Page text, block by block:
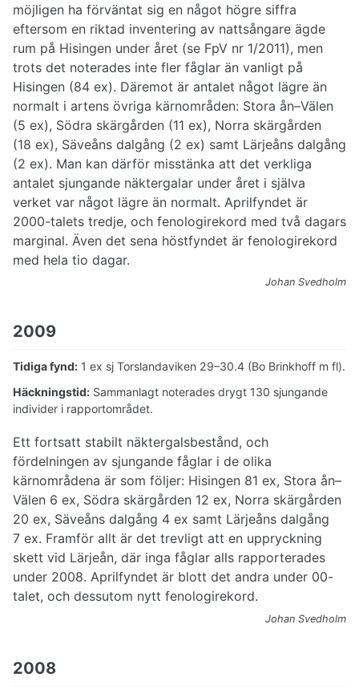
möjligen ha förväntat sig en något högre siffra
eftersom en riktad inventering av nattsångare ägde
rum på Hisingen under året (se FpV nr 1/2011), men
trots det noterades inte fler fåglar än vanligt på
Hisingen (84 ex). Däremot är antalet något lägre än
normalt i artens övriga kärnområden: Stora ån–Välen
(5 ex), Södra skärgården (11 ex), Norra skärgården
(18 ex), Säveåns dalgång (2 ex) samt Lärjeåns dalgång
(2 ex). Man kan därför misstänka att det verkliga
antalet sjungande näktergalar under året i själva
verket var något lägre än normalt. Aprilfyndet är
2000-talets tredje, och fenologirekord med två dagars
marginal. Även det sena höstfyndet är fenologirekord
med hela tio dagar.
Johan Svedholm
2009
Tidiga fynd: 1 ex sj Torslandaviken 29–30.4 (Bo Brinkhoff m fl).
Häckningstid: Sammanlagt noterades drygt 130 sjungande
individer i rapportområdet.
Ett fortsatt stabilt näktergalsbestånd, och
fördelningen av sjungande fåglar i de olika
kärnområdena är som följer: Hisingen 81 ex, Stora ån–
Välen 6 ex, Södra skärgården 12 ex, Norra skärgården
20 ex, Säveåns dalgång 4 ex samt Lärjeåns dalgång
7 ex. Framför allt är det trevligt att en uppryckning
skett vid Lärjeån, där inga fåglar alls rapporterades
under 2008. Aprilfyndet är blott det andra under 00-
talet, och dessutom nytt fenologirekord.
Johan Svedholm
2008